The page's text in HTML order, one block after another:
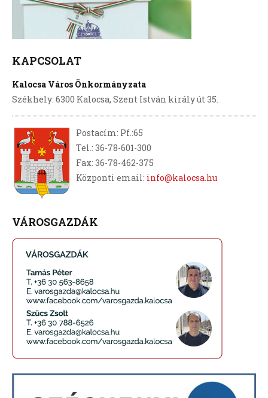
KAPCSOLAT
Kalocsa Város Önkormányzata
Székhely: 6300 Kalocsa, Szent István király út 35.
Postacím: Pf.:65
Tel.: 36-78-601-300
Fax: 36-78-462-375
Központi email: info@kalocsa.hu
VÁROSGAZDÁK